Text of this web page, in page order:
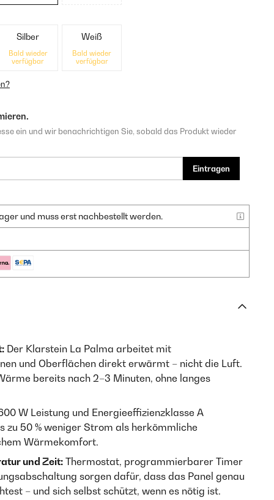
Silber
Bald wieder
verfügbar
Weiß
Bald wieder
verfügbar
ein und wir benachrichtigen Sie, sobald das Produkt wieder
Eintragen
und muss erst nachbestellt werden.
Der Klarstein La Palma arbeitet mit
und Oberflächen direkt erwärmt – nicht die Luft.
bereits nach 2–3 Minuten, ohne langes
W Leistung und Energieeffizienzklasse A
zu 50 % weniger Strom als herkömmliche
Wärmekomfort.
und Zeit: Thermostat, programmierbarer Timer
sorgen dafür, dass das Panel genau
– und sich selbst schützt, wenn es nötig ist.